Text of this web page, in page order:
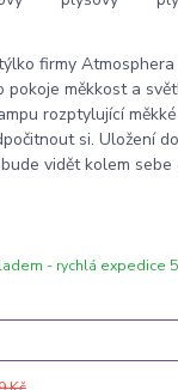
firmy
pokoje měkkost a
rozptylující
si. Uložení
vidět kolem sebe
- rychlá expedice